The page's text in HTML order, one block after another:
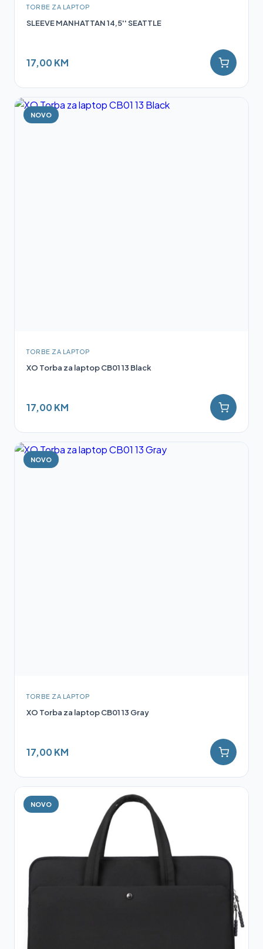
TORBE ZA LAPTOP
SLEEVE MANHATTAN 14,5'' SEATTLE
17,00 KM
NOVO
TORBE ZA LAPTOP
XO Torba za laptop CB01 13 Black
17,00 KM
NOVO
TORBE ZA LAPTOP
XO Torba za laptop CB01 13 Gray
17,00 KM
NOVO